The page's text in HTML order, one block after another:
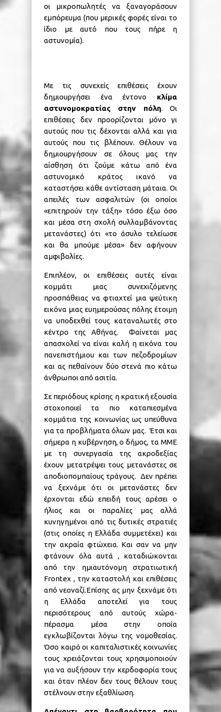
οι μικροπωλητές να ξαναγοράσουν
εμπόρευμα (που μερικές φορές είναι το
ίδιο με αυτό που τους πήρε η
αστυνομία).
Με τις συνεχείς επιθέσεις έχουν
δημιουργήσει ένα έντονο κλίμα
αστυνομοκρατίας στην πόλη. Οι
επιθέσεις δεν προορίζονται μόνο γι
αυτούς που τις δέχονται αλλά και για
αυτούς που τις βλέπουν. Θέλουν να
δημιουργήσουν σε όλους μας την
αίσθηση ότι ζούμε κάτω από ένα
αστυνομικό κράτος ικανό να
καταστήσει κάθε αντίσταση μάταια. Οι
απειλές των ασφαλιτών (οι οποίοι
«επιτηρούν την τάξη» τόσο έξω όσο
και μέσα στη σχολή συλλαμβάνοντας
μετανάστες) ότι «το άσυλο τελείωσε
και θα μπούμε μέσα» δεν αφήνουν
αμφιβολίες.
Επιπλέον, οι επιθέσεις αυτές είναι
κομμάτι μιας συνεχιζόμενης
προσπάθειας να φτιαχτεί μια ψεύτικη
εικόνα μιας ευημερούσας πόλης έτοιμη
να υποδεχθεί τους καταναλωτές στο
κέντρο της Αθήνας. Φαίνεται μας
απασχολεί να είναι καλή η εικόνα του
πανεπιστήμιου και των πεζοδρομίων
και ας πεθαίνουν δύο στενά πιο κάτω
άνθρωποι από ασιτία.
Σε περιόδους κρίσης η κρατική εξουσία
στοχοποιεί τα πιο καταπιεσμένα
κομμάτια της κοινωνίας ως υπεύθυνα
για τα προβλήματα όλων μας. Έτσι και
σήμερα η κυβέρνηση, ο δήμος, τα ΜΜΕ
με τη συνεργασία της ακροδεξίας
έχουν μετατρέψει τους μετανάστες σε
αποδιοπομπαίους τράγους. Δεν πρέπει
να ξεχνάμε ότι οι μετανάστες δεν
έρχονται εδώ επειδή τους αρέσει ο
ήλιος και οι παραλίες μας αλλά
κυνηγημένοι από τις δυτικές στρατιές
(στις οποίες η Ελλάδα συμμετέχει) και
την ακραία φτώχεια. Και σαν να μην
φτάνουν όλα αυτά , καταδιώκονται
από την ημιαυτόνομη στρατιωτική
Frontex , την καταστολή και επιθέσεις
από νεοναζί.Επίσης ας μην ξεχνάμε ότι
η Ελλάδα αποτελεί για τους
περισότερους από αυτούς χώρα-
πέρασμα μέσα στην οποία
εγκλωβίζονται λόγω της νομοθεσίας.
Όσο καιρό οι καπιταλιστικές κοινωνίες
τους χρειάζονται τους χρησιμοποιούν
για να αυξήσουν την κερδοφορία τους
και όταν πλέον δεν τους θέλουν τους
στέλνουν στην εξαθλίωση.